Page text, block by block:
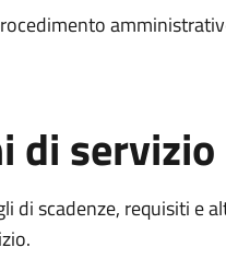
di servizio
di scadenze, requisiti e